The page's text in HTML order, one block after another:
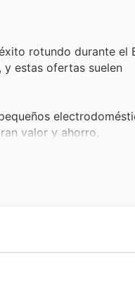
rotundo durante el
y estas ofertas suelen
valor y ahorro,
de decoración son
tal como se anuncia en
a lo largo de los